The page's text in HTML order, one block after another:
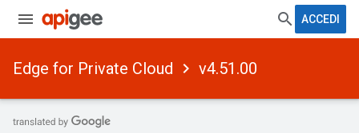
ACCEDI
Edge for Private Cloud v4.51.00